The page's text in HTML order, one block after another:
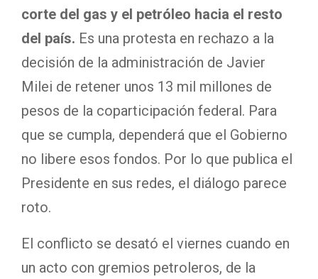
corte del gas y el petróleo hacia el resto
del país. Es una protesta en rechazo a la
decisión de la administración de Javier
Milei de retener unos 13 mil millones de
pesos de la coparticipación federal. Para
que se cumpla, dependerá que el Gobierno
no libere esos fondos. Por lo que publica el
Presidente en sus redes, el diálogo parece
roto.
El conflicto se desató el viernes cuando en
un acto con gremios petroleros, de la